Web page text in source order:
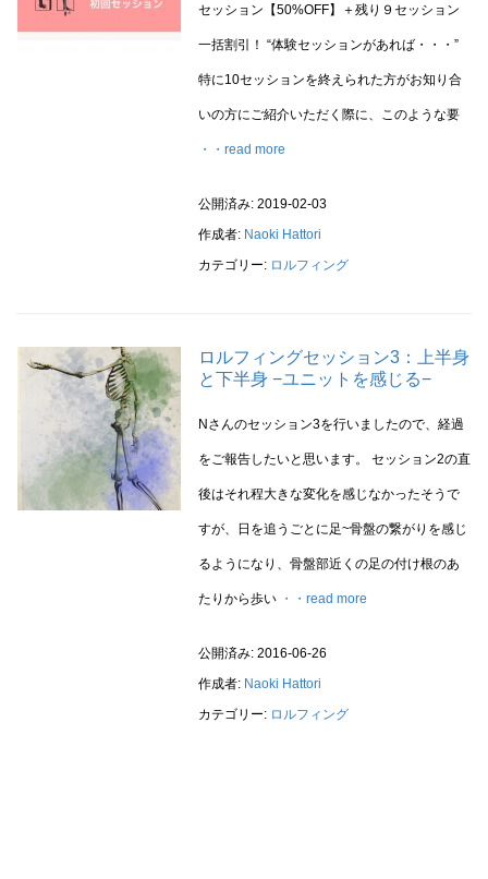
セッション【50%OFF】＋残り９セッション
一括割引！ “体験セッションがあれば・・・”
特に10セッションを終えられた方がお知り合
いの方にご紹介いただく際に、このような要
・・read more
公開済み: 2019-02-03
作成者: Naoki Hattori
カテゴリー: ロルフィング
ロルフィングセッション3：上半身
と下半身 −ユニットを感じる−
Nさんのセッション3を行いましたので、経過
をご報告したいと思います。 セッション2の直
後はそれ程大きな変化を感じなかったそうで
すが、日を追うごとに足~骨盤の繋がりを感じ
るようになり、骨盤部近くの足の付け根のあ
たりから歩い ・・read more
公開済み: 2016-06-26
作成者: Naoki Hattori
カテゴリー: ロルフィング